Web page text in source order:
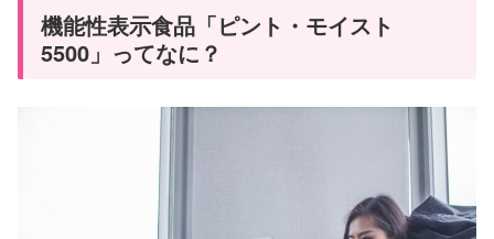
機能性表示食品「ピント・モイスト
5500」ってなに？